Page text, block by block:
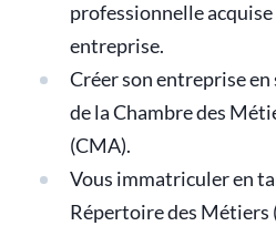
professionnelle acquise
entreprise.
Créer son entreprise en
de la Chambre des
(CMA).
Vous immatriculer en
Répertoire des Métiers